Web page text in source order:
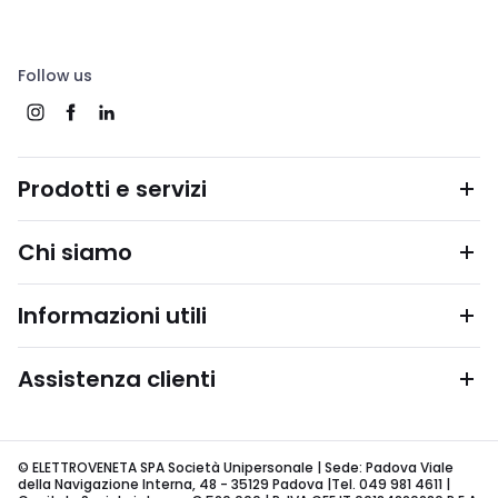
Follow us
Prodotti e servizi
Chi siamo
Informazioni utili
Assistenza clienti
© ELETTROVENETA SPA Società Unipersonale | Sede: Padova Viale
della Navigazione Interna, 48 - 35129 Padova |Tel. 049 981 4611 |